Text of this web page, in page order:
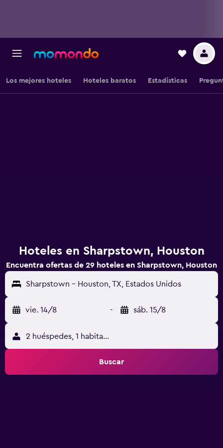
Los mejores hoteles Hoteles baratos Estadísticas
Hoteles en Sharpstown, Houston
Encuentra ofertas de 29 hoteles en Sharpstown, Houston
Sharpstown - Houston, TX, Estados Unidos
vie. 14/8 - sáb. 15/8
2 huéspedes, 1 habitación
Buscar